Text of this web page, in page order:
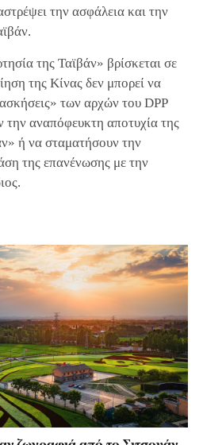
την ασφάλεια και την
της Ταϊβάν» βρίσκεται σε
της Κίνας δεν μπορεί να
των αρχών του DPP
την αναπόφευκτη αποτυχία της
ή να σταματήσουν την
της επανένωσης με την